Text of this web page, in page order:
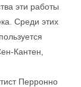
эти работы
Среди этих
Кантен,
Перронно